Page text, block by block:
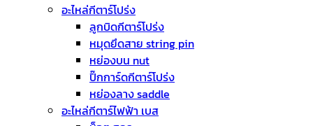
อะไหล่กีตาร์โปร่ง
ลูกบิดกีตาร์โปร่ง
หมุดยึดสาย string pin
หย่องบน nut
ปิ๊กการ์ดกีตาร์โปร่ง
หย่องลาง saddle
อะไหล่กีตาร์ไฟฟ้า เบส